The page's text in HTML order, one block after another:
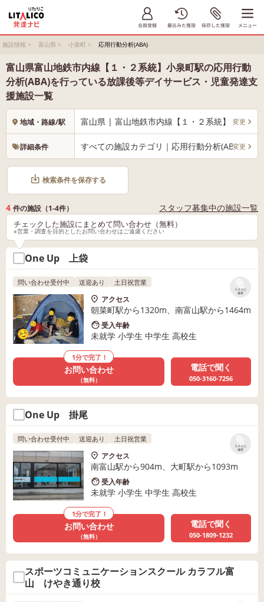
施設情報 > 富山県 > 小泉町 > 応用行動分析(ABA)
富山県富山地鉄市内線【１・２系統】小泉町駅の応用行動
分析(ABA)を行っている放課後等デイサービス・児童発達支
援施設一覧
地域・路線/駅 富山県 | 富山地鉄市内線【１・２系統】 小泉町
変更
詳細条件 すべての施設カテゴリ｜応用行動分析(ABA)
変更
検索条件を保存する
4 件の施設（1-4件） スタッフ募集中の施設一覧
チェックした施設にまとめて問い合わせ（無料）
※営業・調査を目的としたお問い合わせはご遠慮ください
One Up 上袋
リストに
保存
問い合わせ受付中 送迎あり 土日祝営業
アクセス
朝菜町駅から1320m、南富山駅から1464m
受入年齢
未就学 小学生 中学生 高校生
1分で完了！
お問い合わせ
（無料）
電話で聞く
050-3160-7256
One Up 掛尾
リストに
保存
問い合わせ受付中 送迎あり 土日祝営業
アクセス
南富山駅から904m、大町駅から1093m
受入年齢
未就学 小学生 中学生 高校生
1分で完了！
お問い合わせ
（無料）
電話で聞く
050-1809-1232
スポーツコミュニケーションスクール カラフル富
山 けやき通り校